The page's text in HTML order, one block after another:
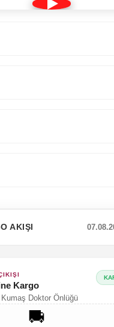
Tek Üst Rg03 Pati
AKIŞI
Kargo
Doktor Önlüğü
🚚